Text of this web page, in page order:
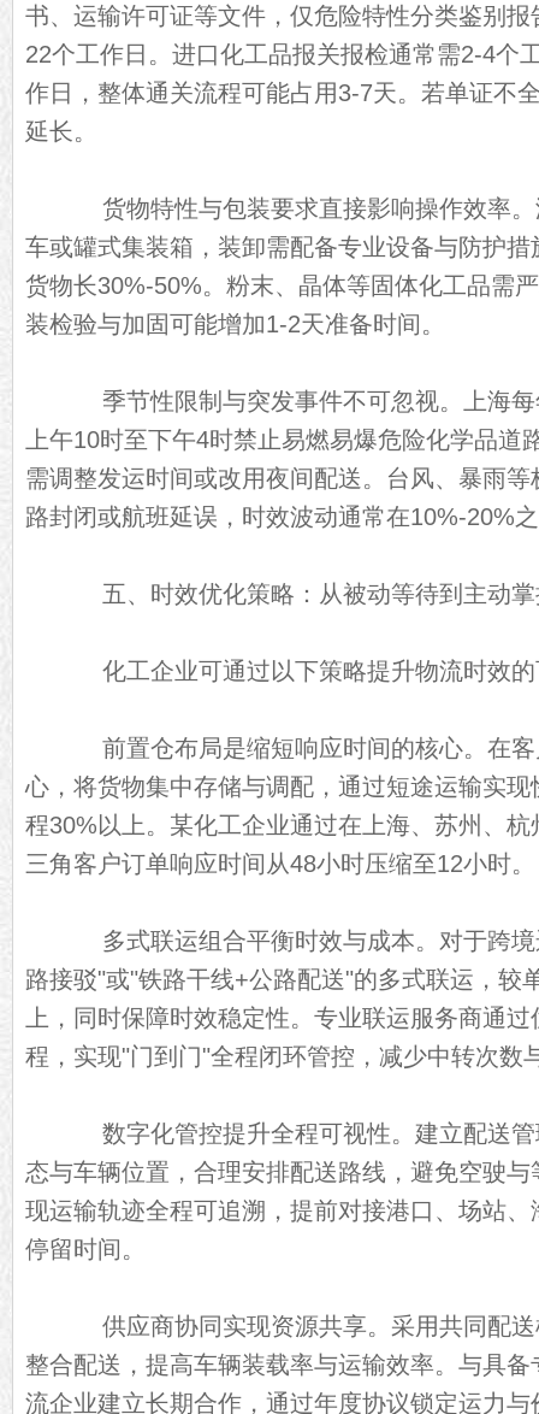
书、运输许可证等文件，仅危险特性分类鉴别
22个工作日。进口化工品报关报检通常需2-4个
作日，整体通关流程可能占用3-7天。若单证不
延长。
货物特性与包装要求直接影响操作效率。
车或罐式集装箱，装卸需配备专业设备与防护
货物长30%-50%。粉末、晶体等固体化工品需
装检验与加固可能增加1-2天准备时间。
季节性限制与突发事件不可忽视。上海每
上午10时至下午4时禁止易燃易爆危险化学品道
需调整发运时间或改用夜间配送。台风、暴雨
路封闭或航班延误，时效波动通常在10%-20%
五、时效优化策略：从被动等待到主动掌
化工企业可通过以下策略提升物流时效的
前置仓布局是缩短响应时间的核心。在客
心，将货物集中存储与调配，通过短途运输实
程30%以上。某化工企业通过在上海、苏州、
三角客户订单响应时间从48小时压缩至12小时。
多式联运组合平衡时效与成本。对于跨境
路接驳"或"铁路干线+公路配送"的多式联运，较
上，同时保障时效稳定性。专业联运服务商通
程，实现"门到门"全程闭环管控，减少中转次数
数字化管控提升全程可视性。建立配送管
态与车辆位置，合理安排配送路线，避免空驶
现运输轨迹全程可追溯，提前对接港口、场站
停留时间。
供应商协同实现资源共享。采用共同配送
整合配送，提高车辆装载率与运输效率。与具
流企业建立长期合作，通过年度协议锁定运力